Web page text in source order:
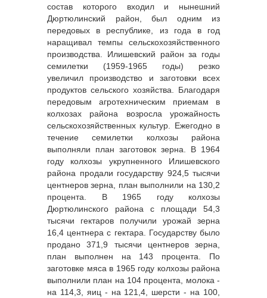
состав которого входил и нынешний
Дюртюлинский район, был одним из
передовых в республике, из года в год
наращивал темпы сельскохозяйственного
производства. Илишевский район за годы
семилетки (1959-1965 годы) резко
увеличил производство и заготовки всех
продуктов сельского хозяйства. Благодаря
передовым агротехническим приемам в
колхозах района возросла урожайность
сельскохозяйственных культур. Ежегодно в
течение семилетки колхозы района
выполняли план заготовок зерна. В 1964
году колхозы укрупненного Илишевского
района продали государству 924,5 тысячи
центнеров зерна, план выполнили на 130,2
процента. В 1965 году колхозы
Дюртюлинского района с площади 54,3
тысячи гектаров получили урожай зерна
16,4 центнера с гектара. Государству было
продано 371,9 тысячи центнеров зерна,
план выполнен на 143 процента. По
заготовке мяса в 1965 году колхозы района
выполнили план на 104 процента, молока -
на 114,3, яиц - на 121,4, шерсти - на 100,